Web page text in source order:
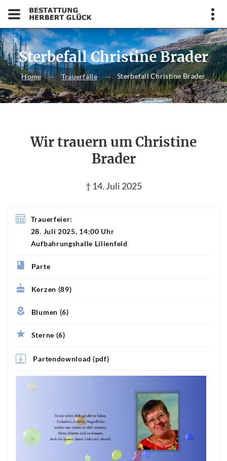
Sterbefall Christine Brader
Home Trauerfälle Sterbefall Christine Brader
Wir trauern um Christine
Brader
† 14. Juli 2025
Trauerfeier:
28. Juli 2025, 14:00 Uhr
Aufbahrungshalle Lilienfeld
Parte
Kerzen (89)
Blumen (6)
Sterne (6)
Partendownload (pdf)